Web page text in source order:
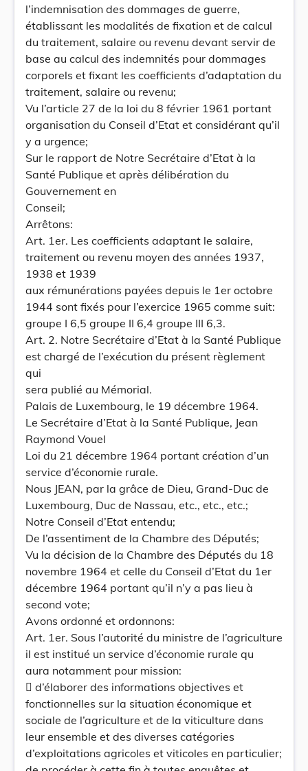
l’indemnisation des dommages de guerre,
établissant les modalités de fixation et de calcul
du traitement, salaire ou revenu devant servir de
base au calcul des indemnités pour dommages
corporels et fixant les coefficients d’adaptation du
traitement, salaire ou revenu;
Vu l’article 27 de la loi du 8 février 1961 portant
organisation du Conseil d’Etat et considérant qu’il
y a urgence;
Sur le rapport de Notre Secrétaire d’Etat à la
Santé Publique et après délibération du
Gouvernement en
Conseil;
Arrêtons:
Art. 1er. Les coefficients adaptant le salaire,
traitement ou revenu moyen des années 1937,
1938 et 1939
aux rémunérations payées depuis le 1er octobre
1944 sont fixés pour l’exercice 1965 comme suit:
groupe I 6,5 groupe II 6,4 groupe III 6,3.
Art. 2. Notre Secrétaire d’Etat à la Santé Publique
est chargé de l’exécution du présent règlement
qui
sera publié au Mémorial.
Palais de Luxembourg, le 19 décembre 1964.
Le Secrétaire d’Etat à la Santé Publique, Jean
Raymond Vouel
Loi du 21 décembre 1964 portant création d’un
service d’économie rurale.
Nous JEAN, par la grâce de Dieu, Grand-Duc de
Luxembourg, Duc de Nassau, etc., etc., etc.;
Notre Conseil d’Etat entendu;
De l’assentiment de la Chambre des Députés;
Vu la décision de la Chambre des Députés du 18
novembre 1964 et celle du Conseil d’Etat du 1er
décembre 1964 portant qu’il n’y a pas lieu à
second vote;
Avons ordonné et ordonnons:
Art. 1er. Sous l’autorité du ministre de l’agriculture
il est institué un service d’économie rurale qu
aura notamment pour mission:
 d’élaborer des informations objectives et
fonctionnelles sur la situation économique et
sociale de l’agriculture et de la viticulture dans
leur ensemble et des diverses catégories
d’exploitations agricoles et viticoles en particulier;